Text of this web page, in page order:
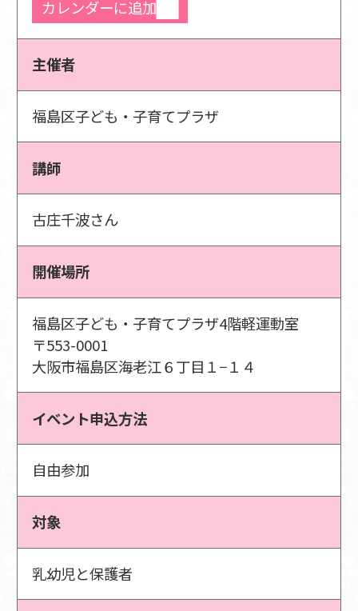
カレンダーに追加
主催者
福島区子ども・子育てプラザ
講師
古庄千波さん
開催場所
福島区子ども・子育てプラザ4階軽運動室
〒553-0001
大阪市福島区海老江６丁目１−１４
イベント申込方法
自由参加
対象
乳幼児と保護者